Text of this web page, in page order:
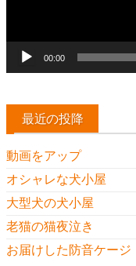
00:00
最近の投降
動画をアップ
オシャレな犬小屋
大型犬の犬小屋
老猫の猫夜泣き
お届けした防音ケージ